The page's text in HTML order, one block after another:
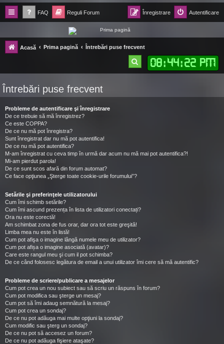
FAQ Reguli Forum Autentificare
Înregistrare
Forum Ecolomania™®
-= Idei pentru viitor =-
Acasă Prima pagină Întrebări puse frecvent
08:44:23 PM
ă
Întrebări puse frecvent
Probleme de autentificare şi înregistrare
De ce trebuie să mă înregistrez?
Ce este COPPA?
De ce nu mă pot înregistra?
Sunt înregistrat dar nu mă pot autentifica!
De ce nu mă pot autentifica?
M-am înregistrat cu ceva timp în urmă dar acum nu mă mai pot autentifica?!
Mi-am pierdut parola!
De ce sunt scos afară din forum automat?
Ce face opţiunea „Şterge toate cookie-urile forumului”?
Setările şi preferinţele utilizatorului
Cum îmi schimb setările?
Cum îmi ascund prezența în lista de utilizatori conectați?
Ora nu este corectă!
Am schimbat zona de fus orar, dar ora tot este greşită!
Limba mea nu este în listă!
Cum pot afişa o imagine lângă numele meu de utilizator?
Cum pot afișa o imagine asociată (avatar)?
Care este rangul meu şi cum il pot schimba?
De ce când folosesc legătura de email a unui utilizator îmi cere să mă autentific?
Probleme de scriere/publicare a mesajelor
Cum pot crea un nou subiect sau să scriu un răspuns în forum?
Cum pot modifica sau şterge un mesaj?
Cum pot să îmi adaug semnătură la mesaj?
Cum pot crea un sondaj?
De ce nu pot adăuga mai multe opţiuni la sondaj?
Cum modific sau şterg un sondaj?
De ce nu pot să accesez un forum?
De ce nu pot adăuga fişiere ataşate?